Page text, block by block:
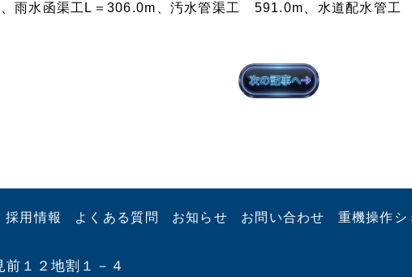
水函渠工L＝306.0m、汚水管渠工 591.0m、水道配水管
採用情報 よくある質問 お知らせ お問い合わせ 重機操作シ
１２地割１－４